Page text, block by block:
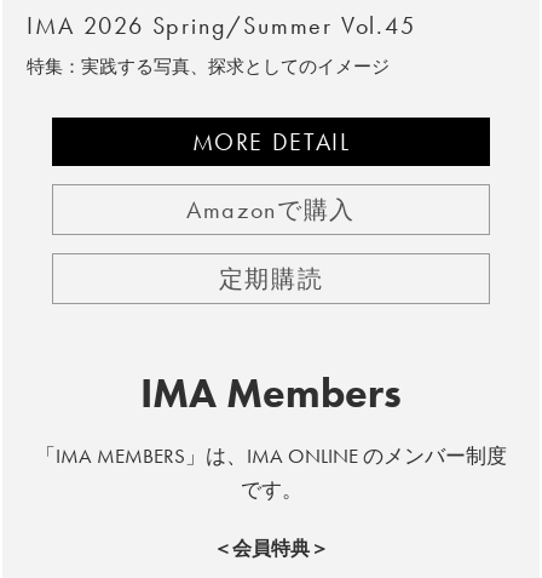
IMA 2026 Spring/Summer Vol.45
特集：実践する写真、探求としてのイメージ
MORE DETAIL
Amazonで購入
定期購読
IMA Members
「IMA MEMBERS」は、IMA ONLINE のメンバー制度
です。
＜会員特典＞